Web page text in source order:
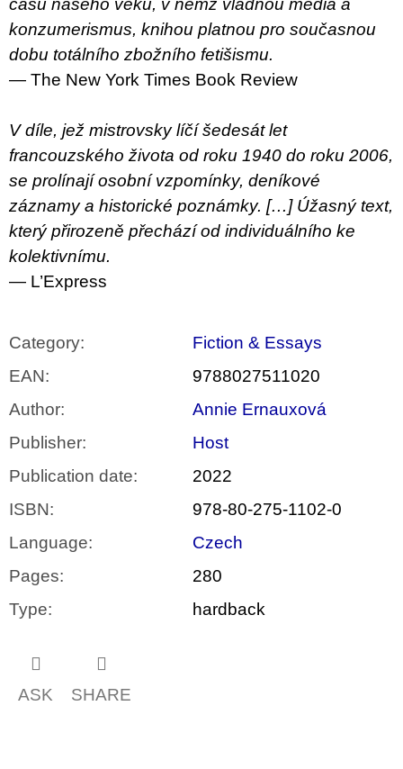
času našeho věku, v němž vládnou média a
konzumerismus, knihou platnou pro současnou
dobu totálního zbožního fetišismu.
— The New York Times Book Review
V díle, jež mistrovsky líčí šedesát let
francouzského života od roku 1940 do roku 2006,
se prolínají osobní vzpomínky, deníkové
záznamy a historické poznámky. […] Úžasný text,
který přirozeně přechází od individuálního ke
kolektivnímu.
— L’Express
Category:
Fiction & Essays
EAN:
9788027511020
Author:
Annie Ernauxová
Publisher:
Host
Publication date:
2022
ISBN:
978-80-275-1102-0
Language:
Czech
Pages:
280
Type: hardback
ASK SHARE